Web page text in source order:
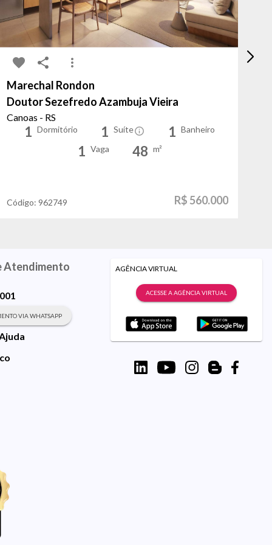
Marechal Rondon
Doutor Sezefredo Azambuja Vieira
Canoas - RS
1 Dormitório 1 Suíte 1 Banheiro
1 Vaga 48 m²
Código: 962749 R$ 560.000
Atendimento
VIA WHATSAPP
AGÊNCIA VIRTUAL
ACESSE A AGÊNCIA VIRTUAL